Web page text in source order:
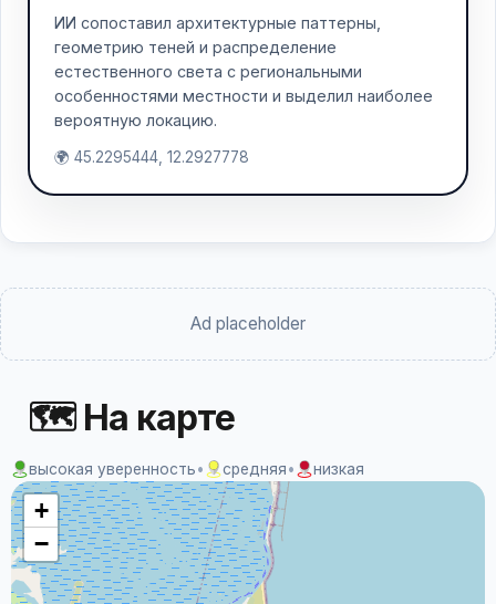
ИИ сопоставил архитектурные паттерны,
геометрию теней и распределение
естественного света с региональными
особенностями местности и выделил наиболее
вероятную локацию.
🌍 45.2295444, 12.2927778
Ad placeholder
🗺 На карте
высокая уверенность• средняя• низкая
+
−